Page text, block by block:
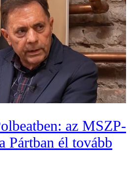
az MSZP-
Pártban él tovább